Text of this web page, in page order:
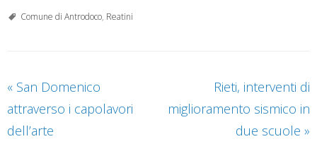
Comune di Antrodoco, Reatini
« San Domenico
attraverso i capolavori
dell’arte
Rieti, interventi di
miglioramento sismico in
due scuole »